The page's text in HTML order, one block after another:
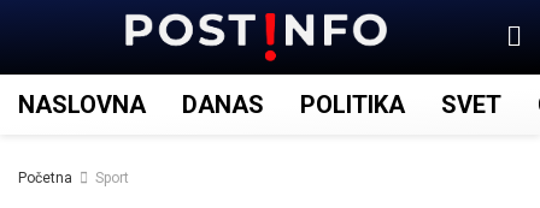
NASLOVNA DANAS POLITIKA SVET
Početna Sport